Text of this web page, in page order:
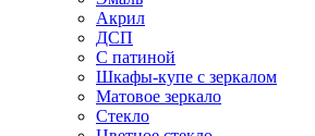
Акрил
ДСП
С патиной
Шкафы-купе с зеркалом
Матовое зеркало
Стекло